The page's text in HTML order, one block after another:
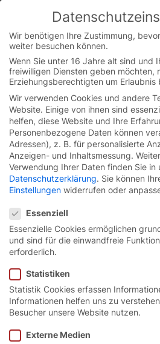
You are currently on the
Switch to the English
Skip
content
Tor-Lösungen
Maschinenschutz
Wir benötigen Ihre Zustimmung,
weiter besuchen können.
Wenn Sie unter 16 Jahre alt sind und
freiwilligen Diensten geben möchten,
Erziehungsberechtigten um Erlaubnis
Wir verwenden Cookies und andere
Website. Einige von ihnen sind
helfen, diese Website und Ihre
Personenbezogene Daten können
Adressen), z. B. für personalisierte
Anzeigen- und Inhaltsmessung.
Verwendung Ihrer Daten finden Sie in
Datenschutzerklärung. Sie können
Einstellungen widerrufen oder
Essenziell
Essenzielle Cookies ermöglichen
und sind für die einwandfreie
erforderlich.
Statistiken
Statistik Cookies erfassen
Informationen helfen uns zu
Besucher unsere Website nutzen.
Externe Medien